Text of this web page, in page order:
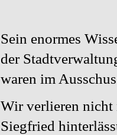
Sein enormes
der
waren im
Wir verlieren nicht
Siegfried